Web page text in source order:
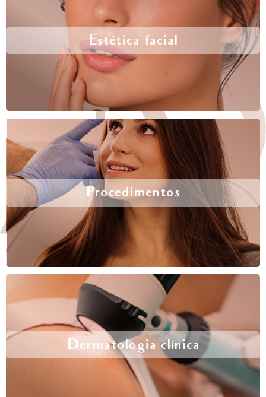
Estética facial
Procedimentos
Dermatologia clínica